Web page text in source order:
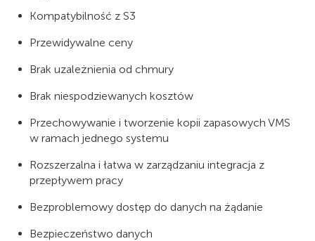
Kompatybilność z S3
Przewidywalne ceny
Brak uzależnienia od chmury
Brak niespodziewanych kosztów
Przechowywanie i tworzenie kopii zapasowych VMS
w ramach jednego systemu
Rozszerzalna i łatwa w zarządzaniu integracja z
przepływem pracy
Bezproblemowy dostęp do danych na żądanie
Bezpieczeństwo danych